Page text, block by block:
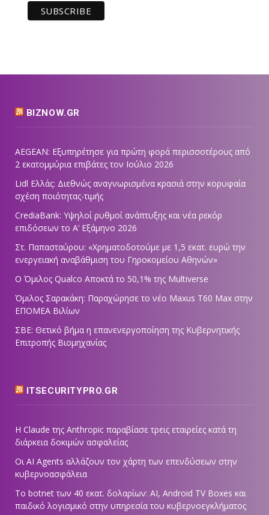
BIZNOW.GR
AEGEAN: Εξυπηρέτησε για πρώτη φορά περισσοτέρους από
2 εκατομμύρια επιβάτες τον Ιούλιο 2026
Lidl Ελλάς: Διεθνώς αναγνωρισμένα κρασιά στην κορυφαία
σχέση ποιότητας-τιμής
CrediaBank: Υψηλοί ρυθμοί ανάπτυξης και νέα ρεκόρ
επιδόσεων το Α’ Εξάμηνο 2026
Στ. Παπασταύρου: «Χρηματοδοτούμε με 1,5 εκατ. ευρώ την
ενεργειακή αναβάθμιση του Γηροκομείου Αθηνών»
Ο Όμιλος Qualco Αποκτά το 50,1% της Multiverse
Όμιλος Σαρακάκη: Παραχώρησε το νέο Maxus T60 Max στην
ΕΠΟΜΕΑ Βιλίων
ΣΒΕ: Θετικό βήμα η επανενεργοποίηση της Κυβερνητικής
Επιτροπής Βιομηχανίας
ITSECURITYPRO.GR
Η Claude της Anthropic παραβίασε τρεις εταιρείες κατά τη
διάρκεια δοκιμών ασφαλείας
Οι AI Agents αλλάζουν τον χάρτη των επενδύσεων στην
κυβερνοασφάλεια
Το botnet των 40 εκατ. δολαρίων: AI, Android TV Boxes και
παιδικό λογισμικό στην υπηρεσία του κυβερνοεγκλήματος